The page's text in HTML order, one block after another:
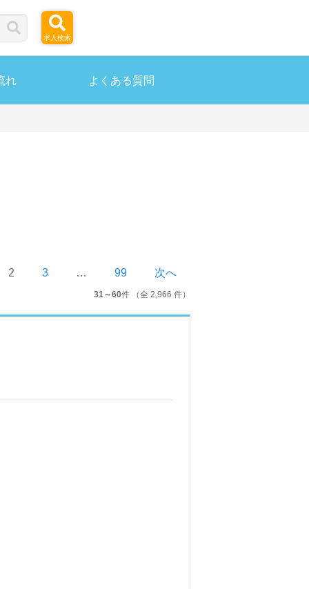
求人検索
れ よくある質問
2 3 … 99 次へ
31～60件 （全 2,966 件）